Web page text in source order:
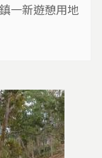
一新遊憩用地
此開發案環
民及環團召
地居民及環團